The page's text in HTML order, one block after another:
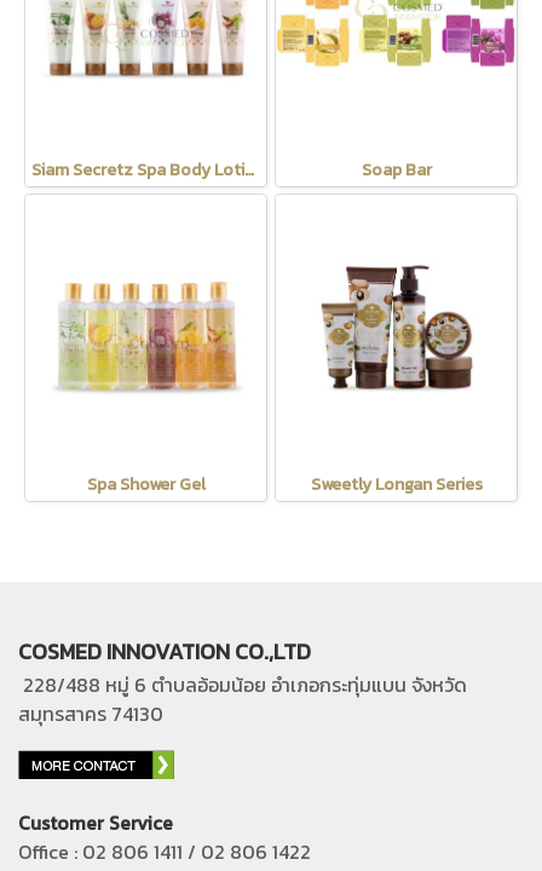
Siam Secretz Spa Body Lotion Soap Bar
Spa Shower Gel Sweetly Longan Series
COSMED INNOVATION CO.,LTD
228/488 หมู่ 6 ตำบลอ้อมน้อย อำเภอกระทุ่มแบน จังหวัด
สมุทรสาคร 74130
Customer Service
Office : 02 806 1411 / 02 806 1422